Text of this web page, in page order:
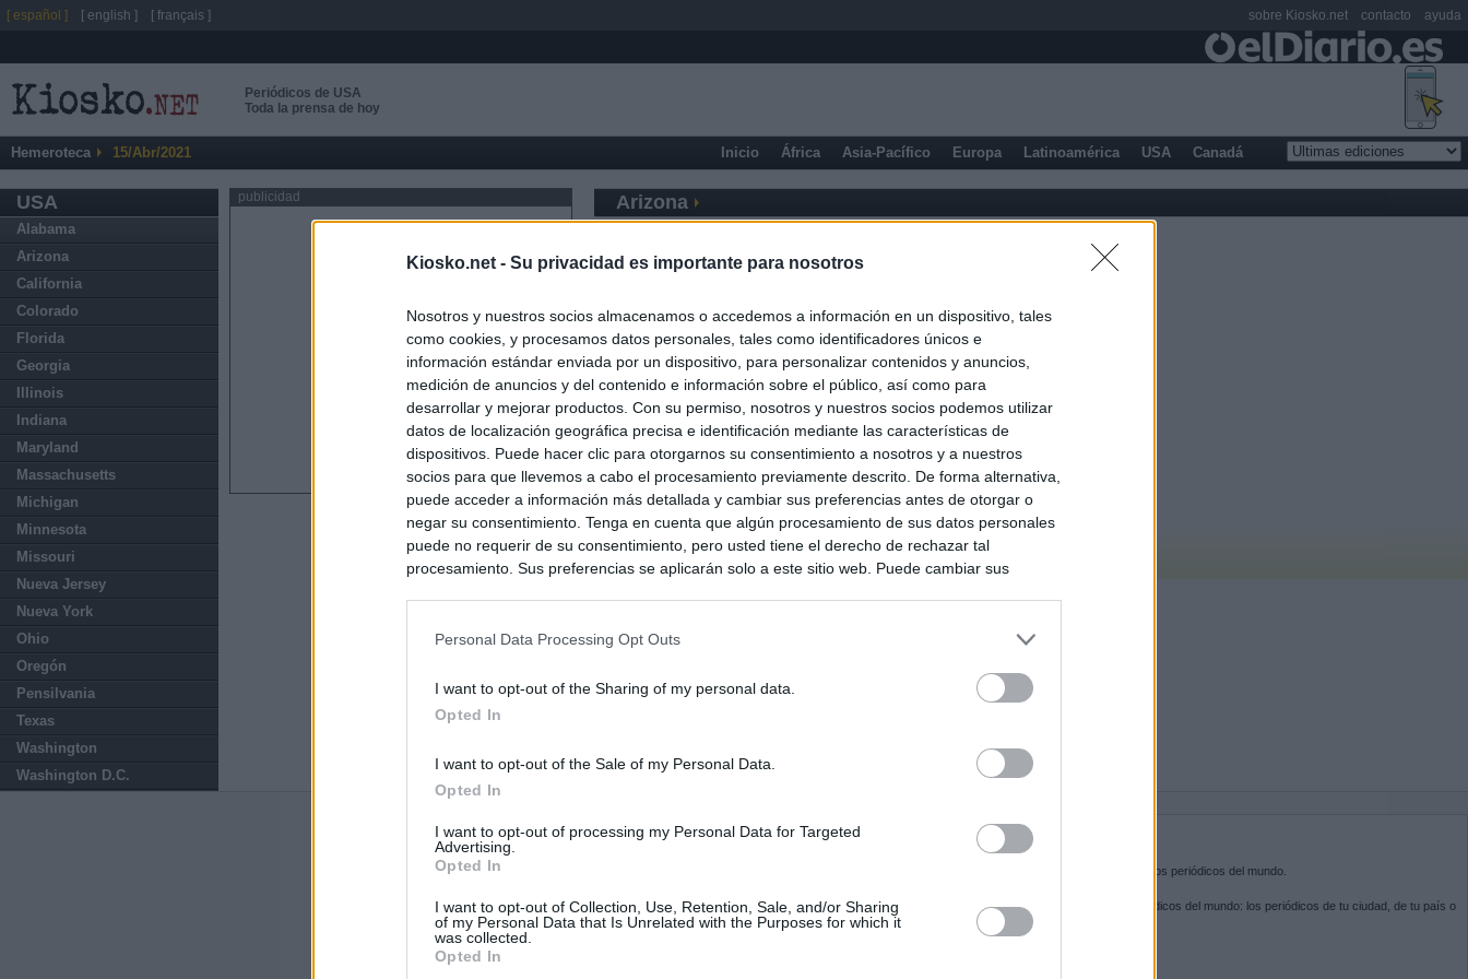
Kiosko.net - Su privacidad es importante para nosotros
Nosotros y nuestros socios almacenamos o accedemos a información en un dispositivo, tales
como cookies, y procesamos datos personales, tales como identificadores únicos e
información estándar enviada por un dispositivo, para personalizar contenidos y anuncios,
medición de anuncios y del contenido e información sobre el público, así como para
desarrollar y mejorar productos. Con su permiso, nosotros y nuestros socios podemos utilizar
datos de localización geográfica precisa e identificación mediante las características de
dispositivos. Puede hacer clic para otorgarnos su consentimiento a nosotros y a nuestros
socios para que llevemos a cabo el procesamiento previamente descrito. De forma alternativa,
puede acceder a información más detallada y cambiar sus preferencias antes de otorgar o
negar su consentimiento. Tenga en cuenta que algún procesamiento de sus datos personales
puede no requerir de su consentimiento, pero usted tiene el derecho de rechazar tal
procesamiento. Sus preferencias se aplicarán solo a este sitio web. Puede cambiar sus
Personal Data Processing Opt Outs
I want to opt-out of the Sharing of my personal data.
Opted In
I want to opt-out of the Sale of my Personal Data.
Opted In
I want to opt-out of processing my Personal Data for Targeted
Advertising.
Opted In
I want to opt-out of Collection, Use, Retention, Sale, and/or Sharing
of my Personal Data that Is Unrelated with the Purposes for which it
was collected.
Opted In
Periódicos de USA
Toda la prensa de hoy
Hemeroteca 15/Abr/2021 Inicio África Asia-Pacífico Europa Latinoamérica USA Canadá
USA
Alabama
Arizona
California
Colorado
Florida
Georgia
Illinois
Indiana
Maryland
Massachusetts
Michigan
Minnesota
Missouri
Nueva Jersey
Nueva York
Ohio
Oregón
Pensilvania
Texas
Washington
Washington D.C.
publicidad Arizona
Últimas noticias
España impone controles a los viajeros procedentes de Italia tras el rechazo de
Italia rechaza el ultimátum del Gobierno y mantiene los controles a viajeros de
España hasta el 15 de agosto: "No aceptamos imposiciones"
SOBRE KIOSKO.NET
es la puerta de entrada a los periódicos del mundo.
Navega por las portadas de los periódicos del mundo: los periódicos de tu ciudad, de tu país o
del otro extremo del mundo.
[ español ] [ english ] [ français ] sobre Kiosko.net contacto ayuda